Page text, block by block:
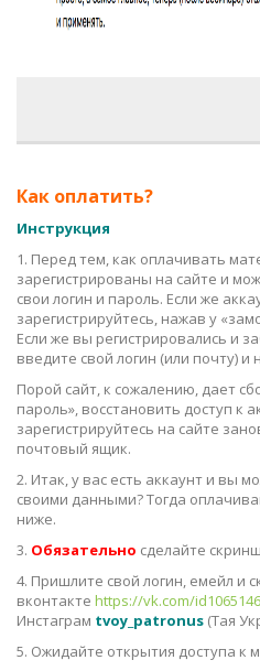
Как оплатить?
Инструкция
1. Перед тем, как оплачивать
зарегистрированы на сайте и
свои логин и пароль. Если же
зарегистрируйтесь, нажав у
Если же вы регистрировались и
введите свой логин (или почту)
Порой сайт, к сожалению, дает
пароль», восстановить доступ к
зарегистрируйтесь на сайте
почтовый ящик.
2. Итак, у вас есть аккаунт и вы
своими данными? Тогда
ниже.
3. Обязательно сделайте
4. Пришлите свой логин, емейл и
вконтакте https://vk.com/
Инстаграм tvoy_patronus (Тая
5. Ожидайте открытия доступа к